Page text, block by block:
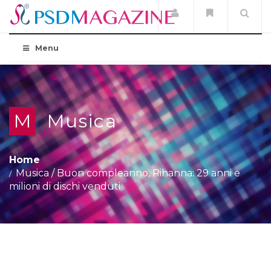
Menu
M Musica
Home
Musica /Buon compleanno, Rihanna: 29 anni e
milioni di dischi venduti